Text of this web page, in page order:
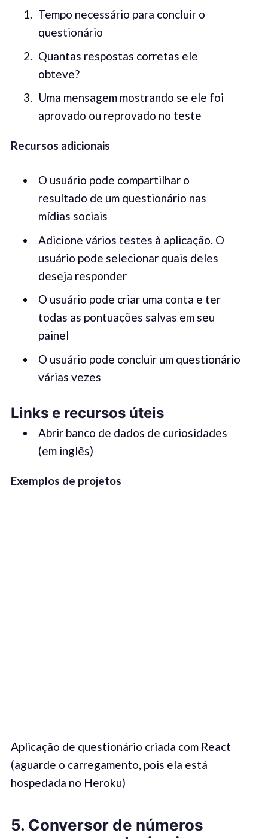
Tempo necessário para concluir o
questionário
Quantas respostas corretas ele
obteve?
Uma mensagem mostrando se ele foi
aprovado ou reprovado no teste
Recursos adicionais
O usuário pode compartilhar o
resultado de um questionário nas
mídias sociais
Adicione vários testes à aplicação. O
usuário pode selecionar quais deles
deseja responder
O usuário pode criar uma conta e ter
todas as pontuações salvas em seu
painel
O usuário pode concluir um questionário
várias vezes
Links e recursos úteis
Abrir banco de dados de curiosidades
(em inglês)
Exemplos de projetos
Aplicação de questionário criada com React
(aguarde o carregamento, pois ela está
hospedada no Heroku)
5. Conversor de números